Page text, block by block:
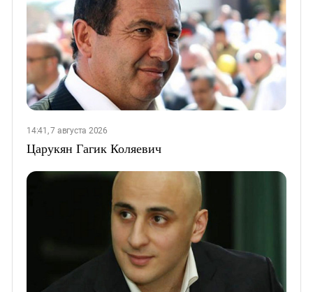
14:41, 7 августа 2026
Царукян Гагик Коляевич